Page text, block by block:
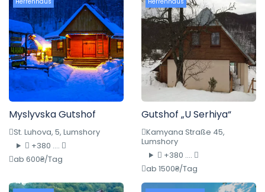
Myslyvska Gutshof
St. Luhova, 5, Lumshory
+380 ....
ab 600₴/Tag
Gutshof „U Serhiya“
Kamyana Straße 45,
Lumshory
+380 ....
ab 1500₴/Tag